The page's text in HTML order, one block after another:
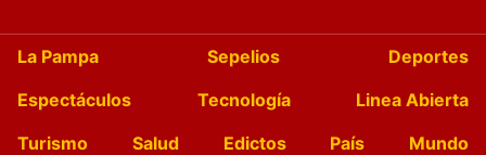
La Pampa Sepelios
Deportes
Espectáculos
Tecnología
Linea Abierta
Turismo
Salud Edictos País
Mundo